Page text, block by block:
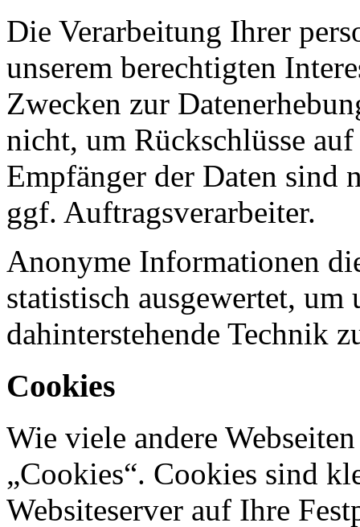
Die Verarbeitung Ihrer
unserem berechtigten
Zwecken zur
nicht, um Rückschlüsse
Empfänger der Daten sind
ggf. Auftragsverarbeiter.
Anonyme Informationen
statistisch ausgewertet,
dahinterstehende Technik
Cookies
Wie viele andere
„Cookies“. Cookies sind
Websiteserver auf Ihre